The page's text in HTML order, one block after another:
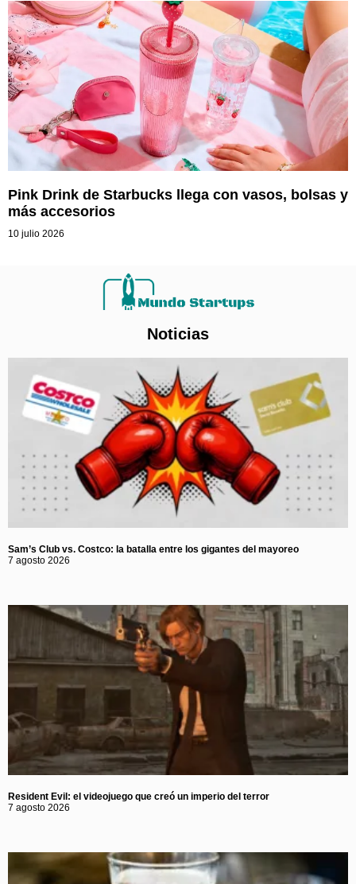
Pink Drink de Starbucks llega con vasos, bolsas y
más accesorios
10 julio 2026
Noticias
Sam’s Club vs. Costco: la batalla entre los gigantes del mayoreo
7 agosto 2026
Resident Evil: el videojuego que creó un imperio del terror
7 agosto 2026